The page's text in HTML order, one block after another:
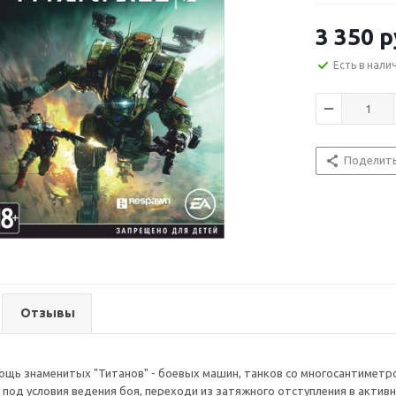
3 350
Есть в
Отзывы
знаменитых "Титанов" - боевых машин, танков со
условия ведения боя, переходи из затяжного отступления в